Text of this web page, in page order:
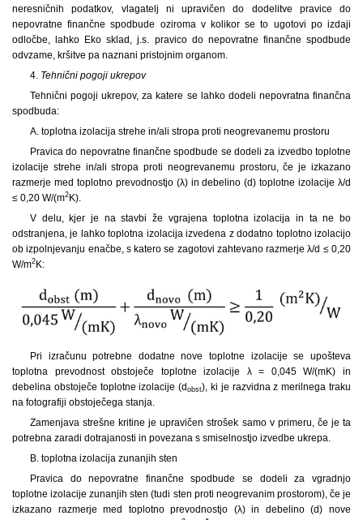
neresničnih podatkov, vlagatelj ni upravičen do dodelitve pravice do
nepovratne finančne spodbude oziroma v kolikor se to ugotovi po izdaji
odločbe, lahko Eko sklad, j.s. pravico do nepovratne finančne spodbude
odvzame, kršitve pa naznani pristojnim organom.
4. Tehnični pogoji ukrepov
Tehnični pogoji ukrepov, za katere se lahko dodeli nepovratna finančna
spodbuda:
A. toplotna izolacija strehe in/ali stropa proti neogrevanemu prostoru
Pravica do nepovratne finančne spodbude se dodeli za izvedbo toplotne
izolacije strehe in/ali stropa proti neogrevanemu prostoru, če je izkazano
razmerje med toplotno prevodnostjo (λ) in debelino (d) toplotne izolacije λ/d
≤ 0,20 W/(m2 K).
V delu, kjer je na stavbi že vgrajena toplotna izolacija in ta ne bo
odstranjena, je lahko toplotna izolacija izvedena z dodatno toplotno izolacijo
ob izpolnjevanju enačbe, s katero se zagotovi zahtevano razmerje λ/d ≤ 0,20
W/m2 K:
Pri izračunu potrebne dodatne nove toplotne izolacije se upošteva
toplotna prevodnost obstoječe toplotne izolacije λ = 0,045 W/(mK) in
debelina obstoječe toplotne izolacije (dobst), ki je razvidna z merilnega traku
na fotografiji obstoječega stanja.
Zamenjava strešne kritine je upravičen strošek samo v primeru, če je ta
potrebna zaradi dotrajanosti in povezana s smiselnostjo izvedbe ukrepa.
B. toplotna izolacija zunanjih sten
Pravica do nepovratne finančne spodbude se dodeli za vgradnjo
toplotne izolacije zunanjih sten (tudi sten proti neogrevanim prostorom), če je
izkazano razmerje med toplotno prevodnostjo (λ) in debelino (d) nove